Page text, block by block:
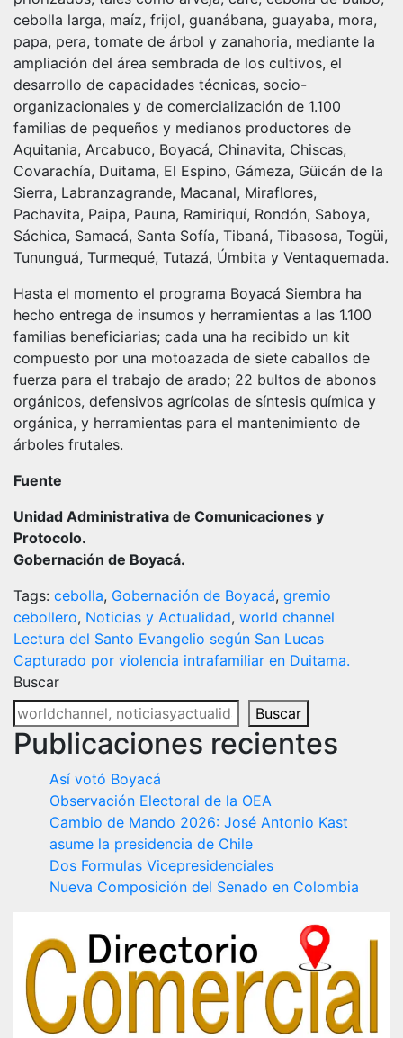
cebolla larga, maíz, frijol, guanábana, guayaba, mora,
papa, pera, tomate de árbol y zanahoria, mediante la
ampliación del área sembrada de los cultivos, el
desarrollo de capacidades técnicas, socio-
organizacionales y de comercialización de 1.100
familias de pequeños y medianos productores de
Aquitania, Arcabuco, Boyacá, Chinavita, Chiscas,
Covarachía, Duitama, El Espino, Gámeza, Güicán de la
Sierra, Labranzagrande, Macanal, Miraflores,
Pachavita, Paipa, Pauna, Ramiriquí, Rondón, Saboya,
Sáchica, Samacá, Santa Sofía, Tibaná, Tibasosa, Togüi,
Tununguá, Turmequé, Tutazá, Úmbita y Ventaquemada.
Hasta el momento el programa Boyacá Siembra ha
hecho entrega de insumos y herramientas a las 1.100
familias beneficiarias; cada una ha recibido un kit
compuesto por una motoazada de siete caballos de
fuerza para el trabajo de arado; 22 bultos de abonos
orgánicos, defensivos agrícolas de síntesis química y
orgánica, y herramientas para el mantenimiento de
árboles frutales.
Fuente
Unidad Administrativa de Comunicaciones y
Protocolo.
Gobernación de Boyacá.
Tags: cebolla, Gobernación de Boyacá, gremio
cebollero, Noticias y Actualidad, world channel
Navegación
de
entradas
Lectura del Santo Evangelio según San Lucas
Capturado por violencia intrafamiliar en Duitama.
Buscar
Buscar
Publicaciones recientes
Así votó Boyacá
Observación Electoral de la OEA
Cambio de Mando 2026: José Antonio Kast
asume la presidencia de Chile
Dos Formulas Vicepresidenciales
Nueva Composición del Senado en Colombia